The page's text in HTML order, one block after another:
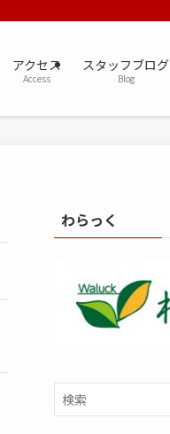
アクセス
Access
スタッフブログ
Blog
わらっく